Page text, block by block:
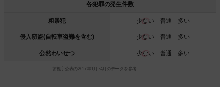
各犯罪の発生件数
粗暴犯 少ない 普通 多い
侵入窃盗(自転車盗難を含む) 少ない 普通 多い
公然わいせつ 少ない 普通 多い
警視庁公表の2017年1月~4月のデータを参考